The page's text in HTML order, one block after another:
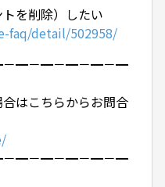
を削除）したい
faq/detail/502958/
━－━－━－━－━
はこちらからお問合
━－━－━－━－━